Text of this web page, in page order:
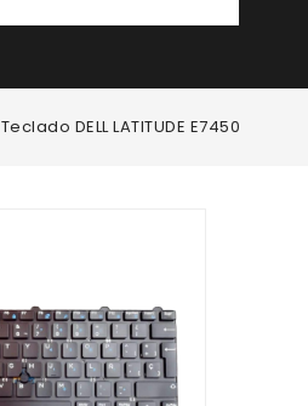
Teclado DELL LATITUDE E7450